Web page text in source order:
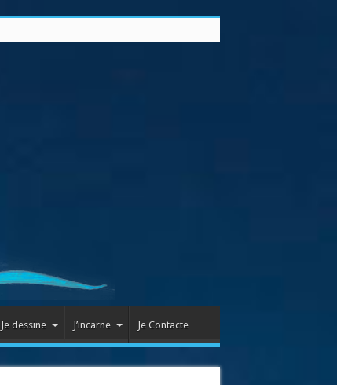
Je dessine J’incarne Je Contacte